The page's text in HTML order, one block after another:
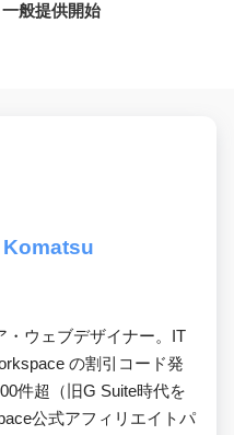
一般提供開始
・ウェブデザイナー。IT
の割引コード発
件超（旧G Suite時代を
公式アフィリエイトパ